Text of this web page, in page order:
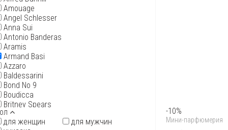
Amouage
Angel Schlesser
Anna Sui
Antonio Banderas
Aramis
Armand Basi
Azzaro
Baldessarini
Bond No 9
Boudicca
Britney Spears
Bruno Banani
Burberry
для женщин
для мужчин
-10%
Мини-парфюмерия